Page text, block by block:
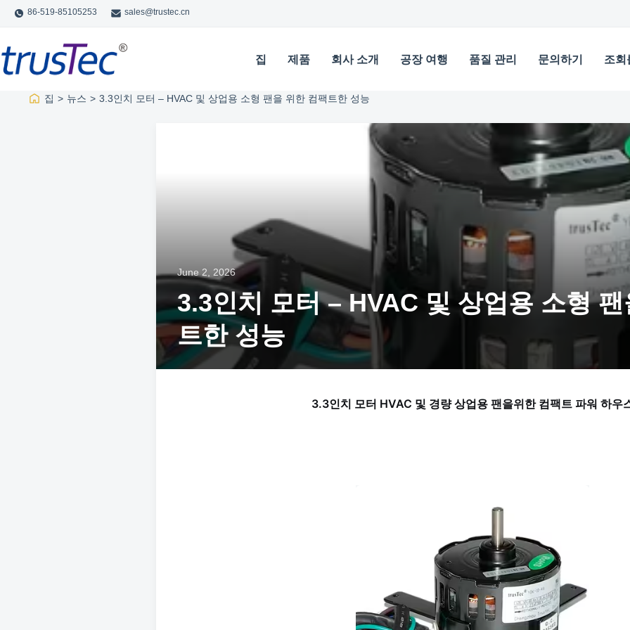
86-519-85105253 sales@trustec.cn
집 제품 회사 소개 공장 여행 품질 관리 문의하기 조회
집 > 뉴스 > 3.3인치 모터 – HVAC 및 상업용 소형 팬을 위한 컴팩트한 성능
June 2, 2026
3.3인치 모터 – HVAC 및 상업용 소형
트한 성능
3.3인치 모터 HVAC 및 경량 상업용 팬을위한 컴팩트 파워 하우